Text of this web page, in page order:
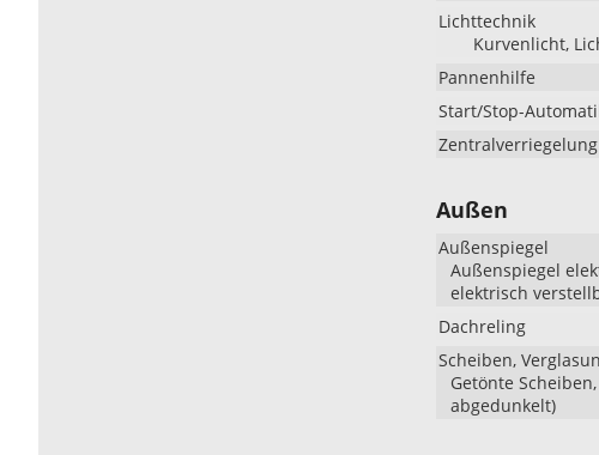
Lichttechnik
Kurvenlicht,
Pannenhilfe
Start/Stop-
Zentralverriegelung
Außen
Außenspiegel
Außenspiegel
elektrisch
Dachreling
Scheiben,
Getönte
abgedunkelt)